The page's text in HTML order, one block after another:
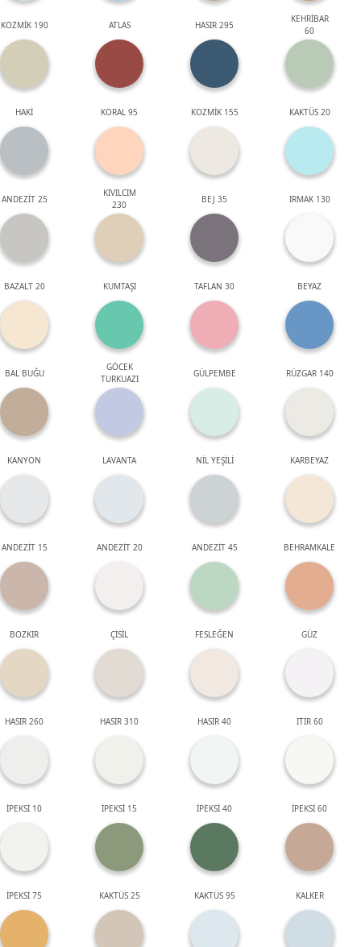
KOZMİK 190 ATLAS HASIR 295
KEHRİBAR
60
HAKİ KORAL 95 KOZMİK 155 KAKTÜS 20
ANDEZİT 25
KIVILCIM
230
BEJ 35 IRMAK 130
BAZALT 20 KUMTAŞI TAFLAN 30 BEYAZ
BAL BUĞU
GÖCEK
TURKUAZI
GÜLPEMBE RÜZGAR 140
KANYON LAVANTA NİL YEŞİLİ KARBEYAZ
ANDEZİT 15 ANDEZİT 20 ANDEZİT 45 BEHRAMKALE
BOZKIR ÇİSİL FESLEĞEN GÜZ
HASIR 260 HASIR 310 HASIR 40 ITIR 60
İPEKSİ 10 İPEKSİ 15 İPEKSİ 40 İPEKSİ 60
İPEKSİ 75 KAKTÜS 25 KAKTÜS 95 KALKER